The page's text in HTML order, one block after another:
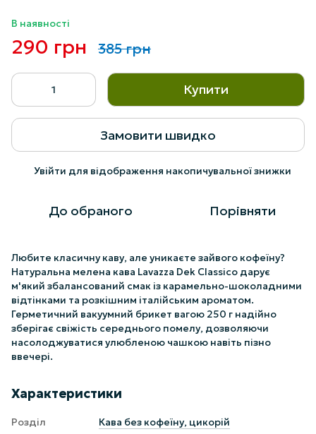
В наявності
290 грн 385 грн
Купити
Замовити швидко
Увійти для відображення накопичувальної знижки
До обраного Порівняти
Любите класичну каву, але уникаєте зайвого кофеїну?
Натуральна мелена кава Lavazza Dek Classico дарує
м'який збалансований смак із карамельно-шоколадними
відтінками та розкішним італійським ароматом.
Герметичний вакуумний брикет вагою 250 г надійно
зберігає свіжість середнього помелу, дозволяючи
насолоджуватися улюбленою чашкою навіть пізно
ввечері.
Характеристики
Розділ
Кава без кофеїну, цикорій